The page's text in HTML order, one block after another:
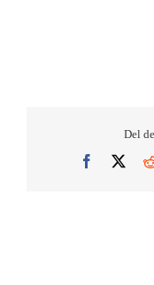
Del
Facebook
X